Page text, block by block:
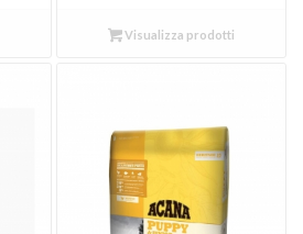
prezzo:
€80,90
Visualizza prodotti